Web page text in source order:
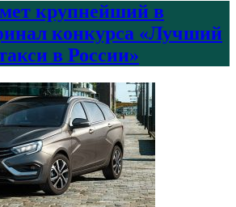
крупнейший в
конкурса «Лучший
в России»